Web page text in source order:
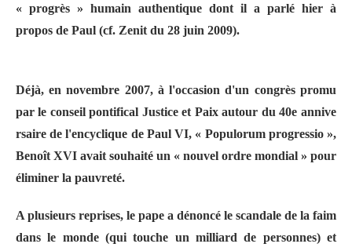
« progrès » humain authentique dont il a parlé hier à
propos de Paul (cf. Zenit du 28 juin 2009).
Déjà, en novembre 2007, à l'occasion d'un congrès promu
par le conseil pontifical Justice et Paix autour du 40e annive
rsaire de l'encyclique de Paul VI, « Populorum progressio »,
Benoît XVI avait souhaité un « nouvel ordre mondial » pour
éliminer la pauvreté.
A plusieurs reprises, le pape a dénoncé le scandale de la faim
dans le monde (qui touche un milliard de personnes) et